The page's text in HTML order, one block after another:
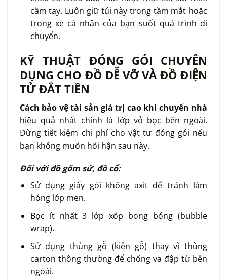
cầm tay. Luôn giữ túi này trong tầm mắt hoặc
trong xe cá nhân của bạn suốt quá trình di
chuyển.
KỸ THUẬT ĐÓNG GÓI CHUYÊN
DỤNG CHO ĐỒ DỄ VỠ VÀ ĐỒ ĐIỆN
TỬ ĐẮT TIỀN
Cách bảo vệ tài sản giá trị cao khi chuyển nhà
hiệu quả nhất chính là lớp vỏ bọc bên ngoài.
Đừng tiết kiệm chi phí cho vật tư đóng gói nếu
bạn không muốn hối hận sau này.
Đối với đồ gốm sứ, đồ cổ:
Sử dụng giấy gói không axit để tránh làm
hỏng lớp men.
Bọc ít nhất 3 lớp xốp bong bóng (bubble
wrap).
Sử dụng thùng gỗ (kiện gỗ) thay vì thùng
carton thông thường để chống va đập từ bên
ngoài.